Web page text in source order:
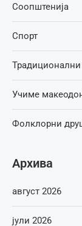
Соопштенија
Спорт
Традиционални
Учиме
Фолклорни
Архива
август 2026
јули 2026